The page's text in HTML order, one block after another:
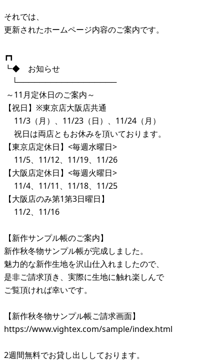
それでは、
更新されたホームページ内容のご案内です。
┏┓
┗◆ お知らせ
└──────────────────
～11月定休日のご案内～
【祝日】※東京店大阪店共通
11/3（月）、11/23（日）、11/24（月）
祝日は両店ともお休みを頂いております。
【東京店定休日】<毎週水曜日>
11/5、11/12、11/19、11/26
【大阪店定休日】<毎週火曜日>
11/4、11/11、11/18、11/25
【大阪店のみ第1第3日曜日】
11/2、11/16
【新作サンプル帳のご案内】
新作秋冬物サンプル帳が完成しました。
魅力的な新作生地を沢山仕入れましたので、
是非ご請求頂き、実際に生地に触れ楽しんで
ご覧頂ければ幸いです。
【新作秋冬物サンプル帳ご請求画面】
https://www.vightex.com/sample/index.html
2週間無料でお貸し出ししております。